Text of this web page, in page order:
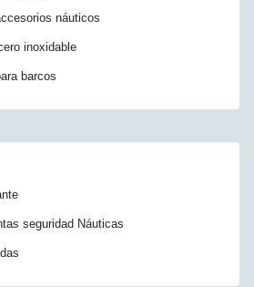
náuticos
inoxidable
barcos
seguridad Náuticas